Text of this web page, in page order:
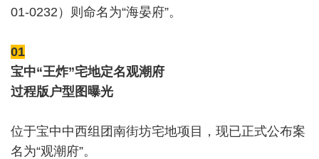
01-0232）则命名为“海晏府”。
01
宝中“王炸”宅地定名观潮府
过程版户型图曝光
位于宝中中西组团南街坊宅地项目，现已正式公布案
名为“观潮府”。